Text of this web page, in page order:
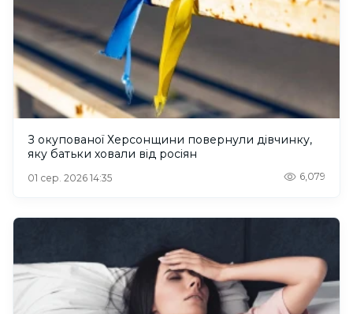
З окупованої Херсонщини повернули дівчинку,
яку батьки ховали від росіян
01 сер. 2026 14:35 6,079